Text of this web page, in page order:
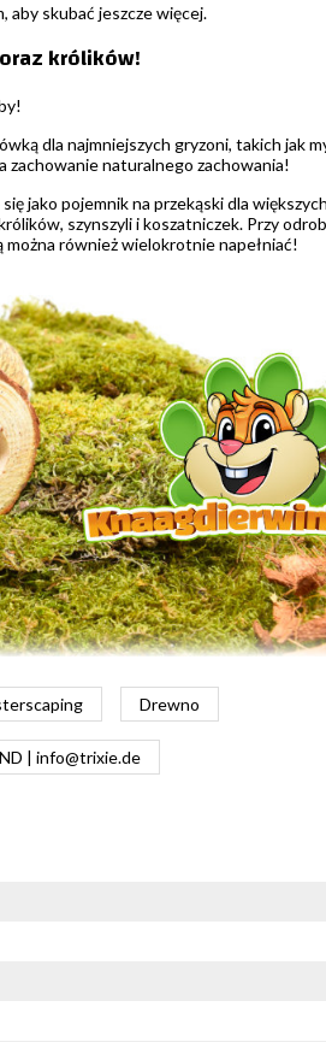
aby skubać jeszcze więcej.
królików!
dla najmniejszych gryzoni, takich jak
zachowanie naturalnego zachowania!
jako pojemnik na przekąski dla
szynszyli i koszatniczek. Przy
również wielokrotnie napełniać!
Drewno
| info@trixie.de